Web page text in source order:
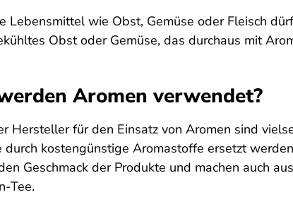
Lebensmittel wie Obst, Gemüse oder Fleisch
Obst oder Gemüse, das durchaus mit
Aromen verwendet?
Hersteller für den Einsatz von Aromen sind
kostengünstige Aromastoffe ersetzt
Geschmack der Produkte und machen auch
Tee.